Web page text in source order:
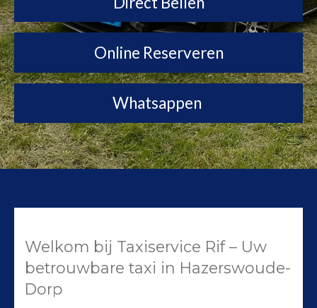
Online Reserveren
Whatsappen
Welkom bij Taxiservice Rif – Uw
betrouwbare taxi in Hazerswoude-
Dorp